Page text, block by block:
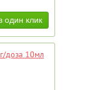
доза 10мл